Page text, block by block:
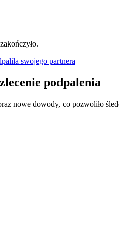
swojego partnera
podpalenia
nowe dowody, co pozwoliło